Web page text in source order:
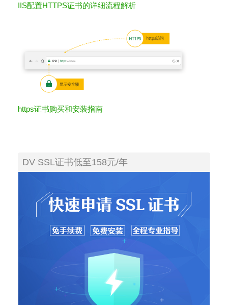
IIS配置HTTPS证书的详细流程解析
https证书购买和安装指南
DV SSL证书低至158元/年